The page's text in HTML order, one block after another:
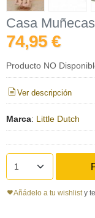
Casa
74,95 €
Producto NO
Ver descripción
Marca: Little Dutch
Añádelo a tu wishlist y